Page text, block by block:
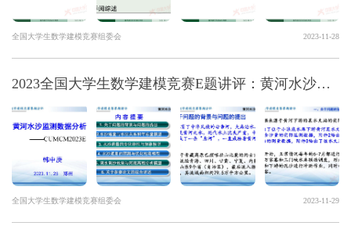
全国大学生数学建模竞赛组委会 2023-11-28
2023全国大学生数学建模竞赛E题讲评：黄河水沙检测数据分析
全国大学生数学建模竞赛组委会 2023-11-29